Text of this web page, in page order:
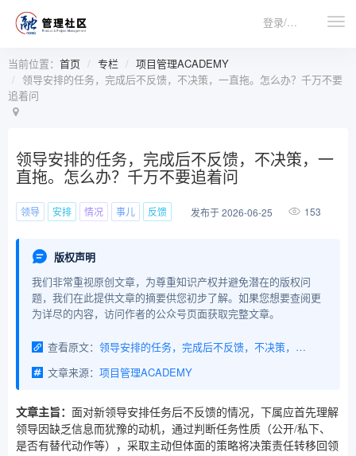
登录/注册
当前位置： 首页 专栏
项目管理ACADEMY
领导安排的任务，完成后不反馈，不决策，一直拖。怎么办？千万不要
追着问
领导安排的任务，完成后不反馈，不决策，一
直拖。怎么办？千万不要追着问
领导 安排 情况 事儿 反馈 发布于 2026-06-25 153
版权声明
我们非常重视原创文章，为尊重知识产权并避免潜在的版权问
题，我们在此提供文章的摘要供您初步了解。如果您想要查阅更
为详尽的内容，访问作者的公众号页面获取完整文章。
查看原文：
领导安排的任务，完成后不反馈，不决策，一直拖。怎么办？千万不要追着问
文章来源： 项目管理ACADEMY
文章主旨： 面对新领导安排任务后不反馈的情况，下属应首先理解
领导因缺乏信息而犹豫的动机，通过判断任务性质（公开/私下、
是否有替代动作等），采取主动但体面的策略将决策责任转移回领